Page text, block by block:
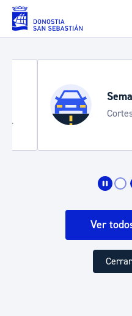
Saltar al contenido principal
Semana
Cortes de
Ver